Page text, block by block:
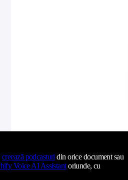
creează podcasturidin orice document sau
Voice AI Assistantoriunde, cu